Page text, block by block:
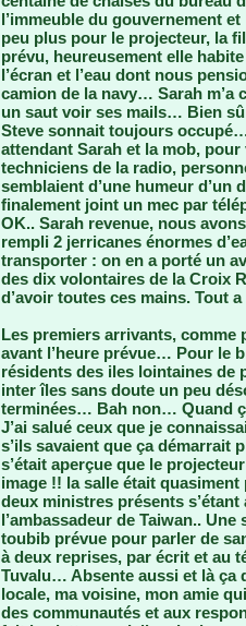
l’immeuble du gouvernement
peu plus pour le projecteur, la
prévu, heureusement elle
l’écran et l’eau dont nous
camion de la navy… Sarah m’a
un saut voir ses mails… Bien
Steve sonnait toujours
attendant Sarah et la mob,
techniciens de la radio,
semblaient d’une humeur
finalement joint un mec par
OK.. Sarah revenue, nous
rempli 2 jerricanes énormes
transporter : on en a porté un
des dix volontaires de la Croix
d’avoir toutes ces mains. Tout
Les premiers arrivants, comme
avant l’heure prévue… Pour le
résidents des iles lointaines de
inter îles sans doute un peu
terminées… Bah non… Quand
J’ai salué ceux que je
s’ils savaient que ça démarrait
s’était aperçue que le
image !! la salle était
deux ministres présents
l’ambassadeur de Taiwan..
toubib prévue pour parler de
à deux reprises, par écrit et au
Tuvalu… Absente aussi et là ça
locale, ma voisine, mon amie
des communautés et aux